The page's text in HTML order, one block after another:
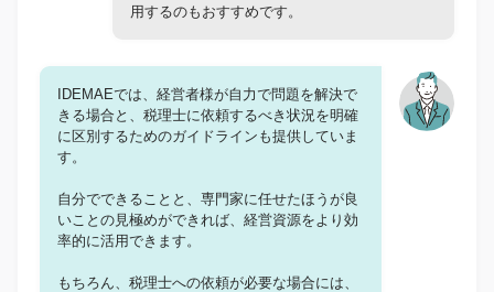
用するのもおすすめです。
IDEMAEでは、経営者様が自力で問題を解決で
きる場合と、税理士に依頼するべき状況を明確
に区別するためのガイドラインも提供していま
す。
自分でできることと、専門家に任せたほうが良
いことの見極めができれば、経営資源をより効
率的に活用できます。
もちろん、税理士への依頼が必要な場合には、